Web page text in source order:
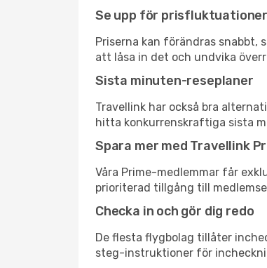
Se upp för prisfluktuationer
Priserna kan förändras
att låsa in det och undvika
Sista minuten-reseplaner
Travellink har också bra
hitta konkurrenskraftiga sista
Spara mer med Travellink
Våra Prime-medlemmar får
prioriterad tillgång till
Checka in och gör dig redo
De flesta flygbolag tillåter
steg-instruktioner för